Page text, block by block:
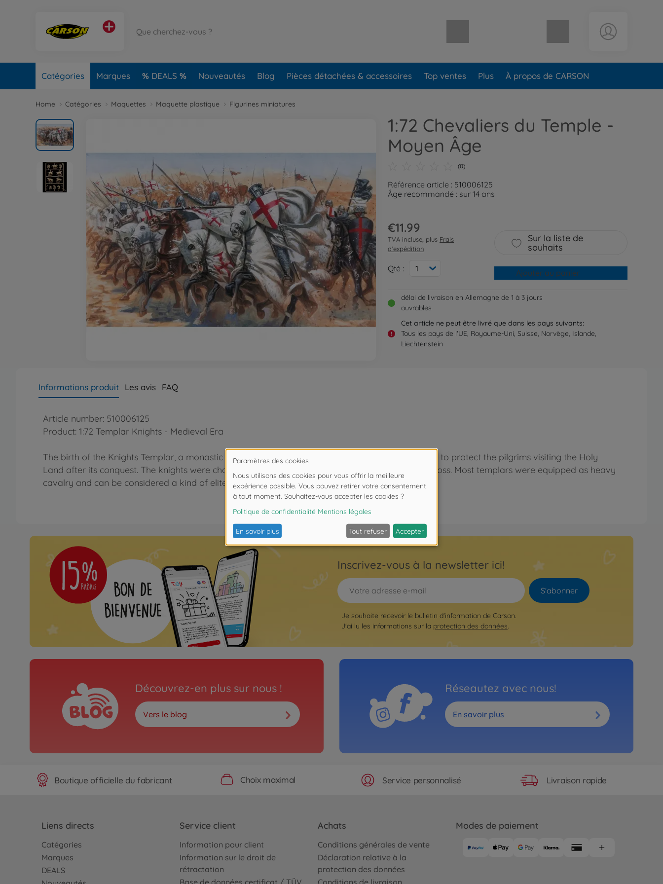
Catégories Marques DEALS Nouveautés Blog Pièces détachées & accessoires Top ventes Plus À propos de CARSON
Home Catégories Maquettes Maquette plastique Figurines miniatures
1:72 Chevaliers du Temple -
Moyen Âge
(0)
Référence article : 510006125
Âge recommandé : sur 14 ans
€11.99
TVA incluse, plus Frais
d'expédition
Qté : 1
Sur la liste de
souhaits
Ajouter au panier
délai de livraison en Allemagne de 1 à 3 jours
ouvrables
!
Cet article ne peut être livré que dans les pays suivants:
Tous les pays de l'UE, Royaume-Uni, Suisse, Norvège, Islande,
Liechtenstein
Informations produit Les avis FAQ
Article number: 510006125
Product: 1:72 Templar Knights - Medieval Era
The birth of the Knights Templar, a monastic and military order, dates back to 1139 as an attempt to protect the pilgrims visiting the Holy
Land after its conquest. The knights were characterized by a Cistercian's white robe with a red cross. Most templars were equipped as heavy
cavalry and can be considered a kind of elite troop of their times.
Inscrivez-vous à la newsletter ici!
S'abonner
Je souhaite recevoir le bulletin d'information de Carson.
J'ai lu les informations sur la protection des données.
Découvrez-en plus sur nous !
Vers le blog
Réseautez avec nous!
En savoir plus
Boutique officielle du fabricant Choix maximal Service personnalisé Livraison rapide
Liens directs
Catégories
Marques
DEALS
Service client
Information pour client
Information sur le droit de
rétractation
Base de données certificat / TÜV
Achats
Conditions générales de vente
Déclaration relative à la
protection des données
Conditions de livraison
Modes de paiement